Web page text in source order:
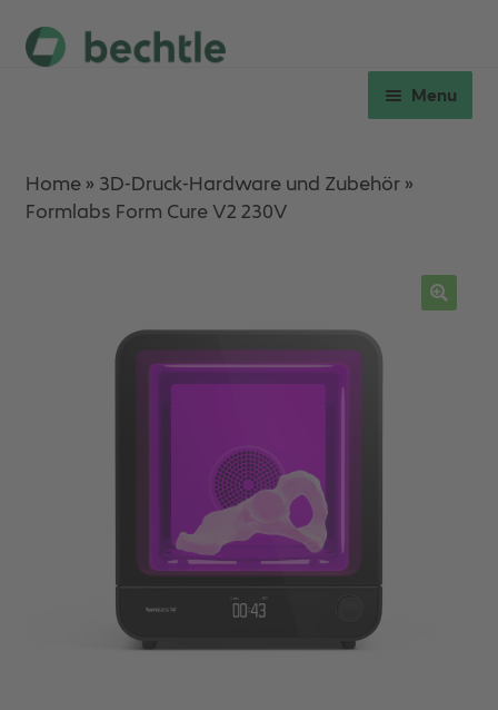
Skip
Skip
Menu
menu
Ersatzteile & Service
Home» 3D-Druck-Hardware und Zubehör»
Formlabs Form Cure V2 230V